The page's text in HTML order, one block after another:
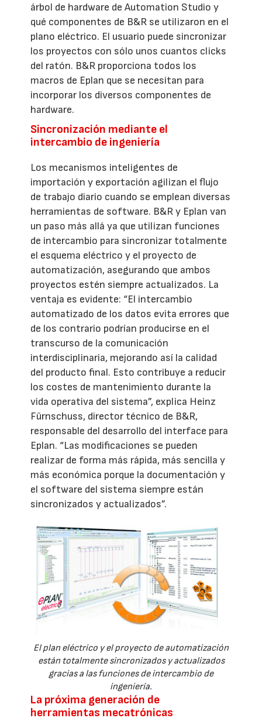
árbol de hardware de Automation Studio y
qué componentes de B&R se utilizaron en el
plano eléctrico. El usuario puede sincronizar
los proyectos con sólo unos cuantos clicks
del ratón. B&R proporciona todos los
macros de Eplan que se necesitan para
incorporar los diversos componentes de
hardware.
Sincronización mediante el
intercambio de ingeniería
Los mecanismos inteligentes de
importación y exportación agilizan el flujo
de trabajo diario cuando se emplean diversas
herramientas de software. B&R y Eplan van
un paso más allá ya que utilizan funciones
de intercambio para sincronizar totalmente
el esquema eléctrico y el proyecto de
automatización, asegurando que ambos
proyectos estén siempre actualizados. La
ventaja es evidente: “El intercambio
automatizado de los datos evita errores que
de los contrario podrían producirse en el
transcurso de la comunicación
interdisciplinaria, mejorando así la calidad
del producto final. Esto contribuye a reducir
los costes de mantenimiento durante la
vida operativa del sistema”, explica Heinz
Fürnschuss, director técnico de B&R,
responsable del desarrollo del interface para
Eplan. “Las modificaciones se pueden
realizar de forma más rápida, más sencilla y
más económica porque la documentación y
el software del sistema siempre están
sincronizados y actualizados”.
El plan eléctrico y el proyecto de automatización
están totalmente sincronizados y actualizados
gracias a las funciones de intercambio de
ingeniería.
La próxima generación de
herramientas mecatrónicas